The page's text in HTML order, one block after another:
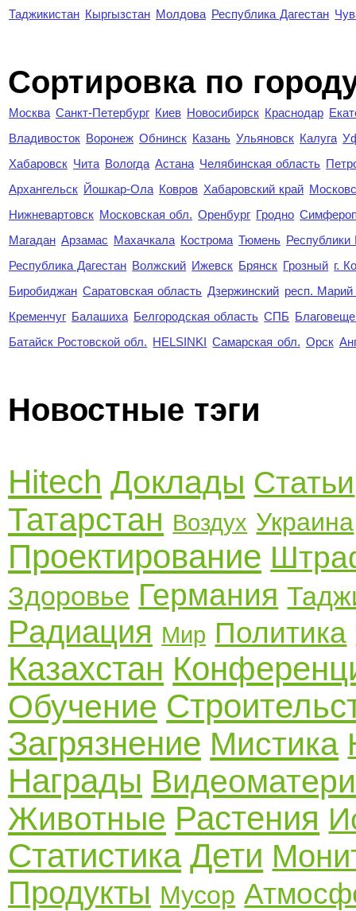
Таджикистан Кыргызстан Молдова Республика Дагестан
Cортировка по
Москва Санкт-Петербург Киев Новосибирск Краснодар
Владивосток Воронеж Обнинск Казань Ульяновск Калуга
Хабаровск Чита Вологда Астана Челябинская область
Архангельск Йошкар-Ола Ковров Хабаровский край
Нижневартовск Московская обл. Оренбург Гродно
Магадан Арзамас Махачкала Кострома Тюмень Республики
Республика Дагестан Волжский Ижевск Брянск Грозный г.
Биробиджан Саратовская область Дзержинский респ.
Кременчуг Балашиха Белгородская область СПБ
Батайск Ростовской обл. HELSINKI Самарская обл. Орск
Новостные тэги
Hitech Доклады Статьи
Татарстан Воздух Украина
Проектирование
Здоровье Германия
Радиация Мир Политика
Казахстан
Обучение
Загрязнение Мистика
Награды
Животные Растения
Статистика Дети
Продукты Мусор